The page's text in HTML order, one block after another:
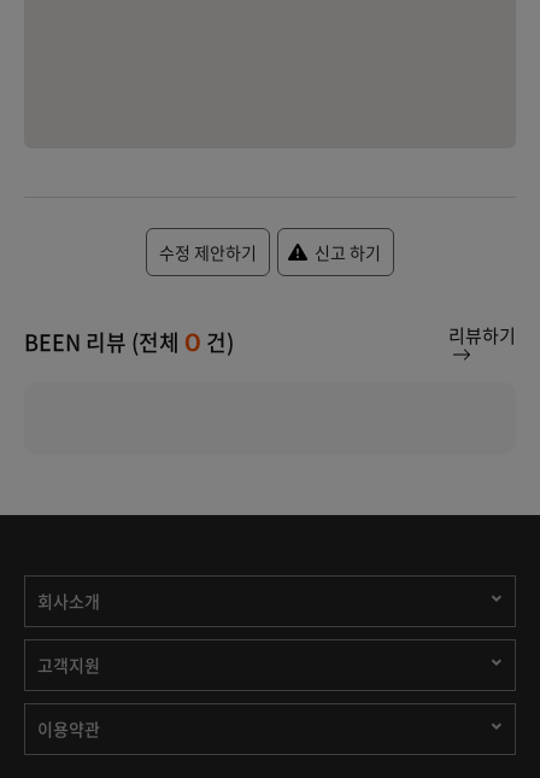
수정 제안하기 신고 하기
BEEN 리뷰 (전체 0 건) 리뷰하기
회사소개
고객지원
이용약관